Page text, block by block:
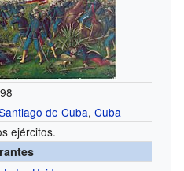
de Cuba,Cuba
ejércitos.